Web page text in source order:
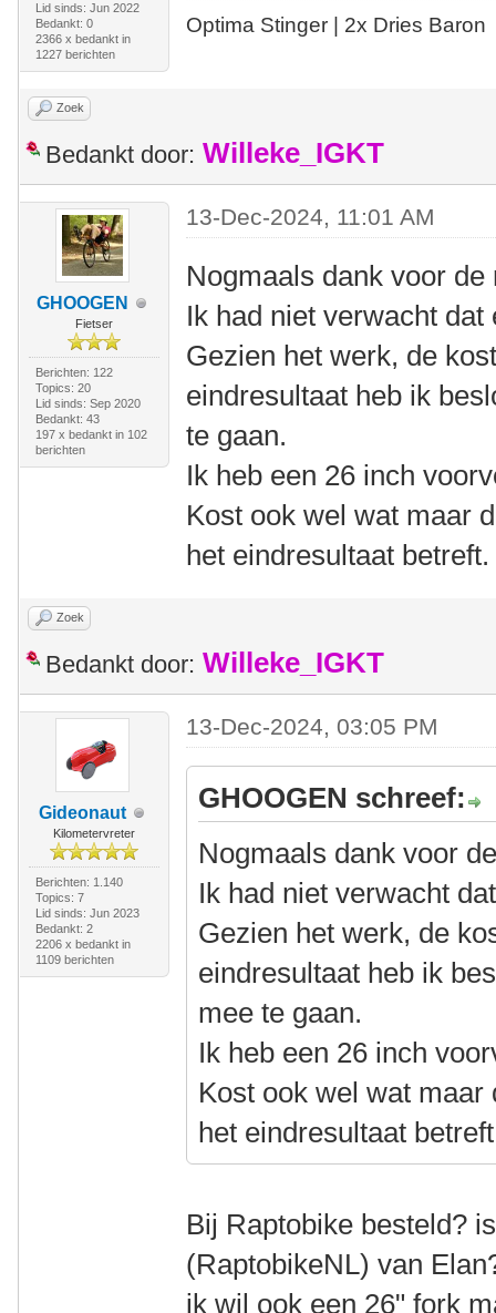
Lid sinds: Jun 2022
Bedankt: 0
2366 x bedankt in
1227 berichten
Optima Stinger | 2x Dries Baron
Zoek
Bedankt door: Willeke_IGKT
GHOOGEN
Fietser
Berichten: 122
Topics: 20
Lid sinds: Sep 2020
Bedankt: 43
197 x bedankt in 102
berichten
13-Dec-2024, 11:01 AM
Nogmaals dank voor de
Ik had niet verwacht
Gezien het werk, de
eindresultaat heb ik
te gaan.
Ik heb een 26 inch
Kost ook wel wat maar
het eindresultaat betreft.
Zoek
Bedankt door: Willeke_IGKT
Gideonaut
Kilometervreter
Berichten: 1.140
Topics: 7
Lid sinds: Jun 2023
Bedankt: 2
2206 x bedankt in
1109 berichten
13-Dec-2024, 03:05 PM
GHOOGEN schreef:
Nogmaals dank voor
Ik had niet verwacht
Gezien het werk, de
eindresultaat heb ik
mee te gaan.
Ik heb een 26 inch
Kost ook wel wat
het eindresultaat
Bij Raptobike besteld?
(RaptobikeNL) van
ik wil ook een 26" fork